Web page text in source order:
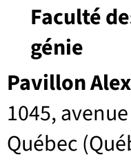
Pavillon
1045,
Québec
Faculté
génie